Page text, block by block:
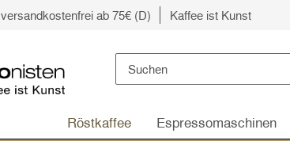
versandkostenfrei ab 75€ (D) Kaffee ist Kunst
Röstkaffee Espressomaschinen